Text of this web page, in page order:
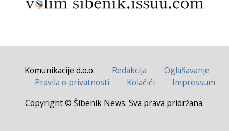
Komunikacije d.o.o. Redakcija
Oglašavanje
Pravila o privatnosti
Kolačići
Impressum
Copyright © Šibenik News. Sva prava pridržana.